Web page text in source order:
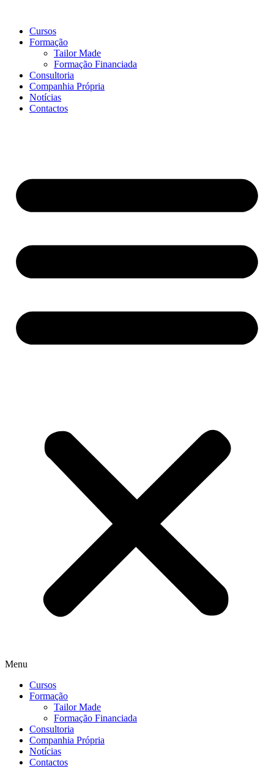
conteúdo
Cursos
Formação
Tailor Made
Formação Financiada
Consultoria
Companhia Própria
Notícias
Contactos
Menu
Cursos
Formação
Tailor Made
Formação Financiada
Consultoria
Companhia Própria
Notícias
Contactos